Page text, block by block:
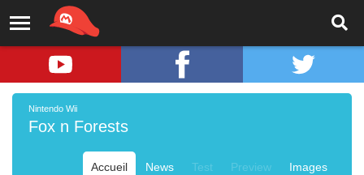
Nintendo Wii
Fox n Forests
Accueil News Test Preview Images